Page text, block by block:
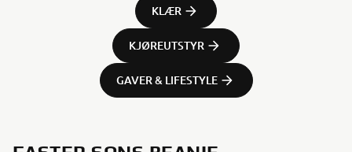
KLÆR
KJØREUTSTYR
GAVER & LIFESTYLE